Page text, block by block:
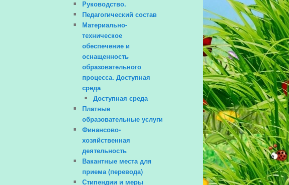
Руководство.
Педагогический состав
Материально-
техническое
обеспечение и
оснащенность
образовательного
процесса. Доступная
среда
Доступная среда
Платные
образовательные услуги
Финансово-
хозяйственная
деятельность
Вакантные места для
приема (перевода)
Стипендии и меры